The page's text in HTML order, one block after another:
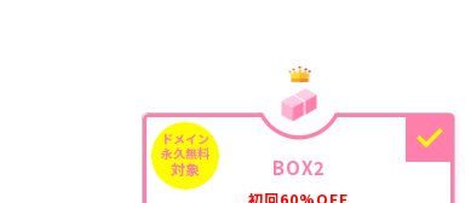
ドメイン
永久無料
対象 BOX2
初回60%OFF